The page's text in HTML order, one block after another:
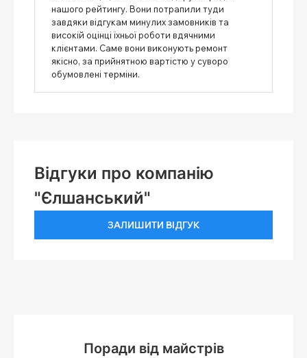
нашого рейтингу. Вони потрапили туди
завдяки відгукам минулих замовників та
високій оцінці їхньої роботи вдячними
клієнтами. Саме вони виконують ремонт
якісно, ​​за прийнятною вартістю у суворо
обумовлені терміни.
Відгуки про компанію
"Єлшанський"
ЗАЛИШИТИ ВІДГУК
Поради від майстрів